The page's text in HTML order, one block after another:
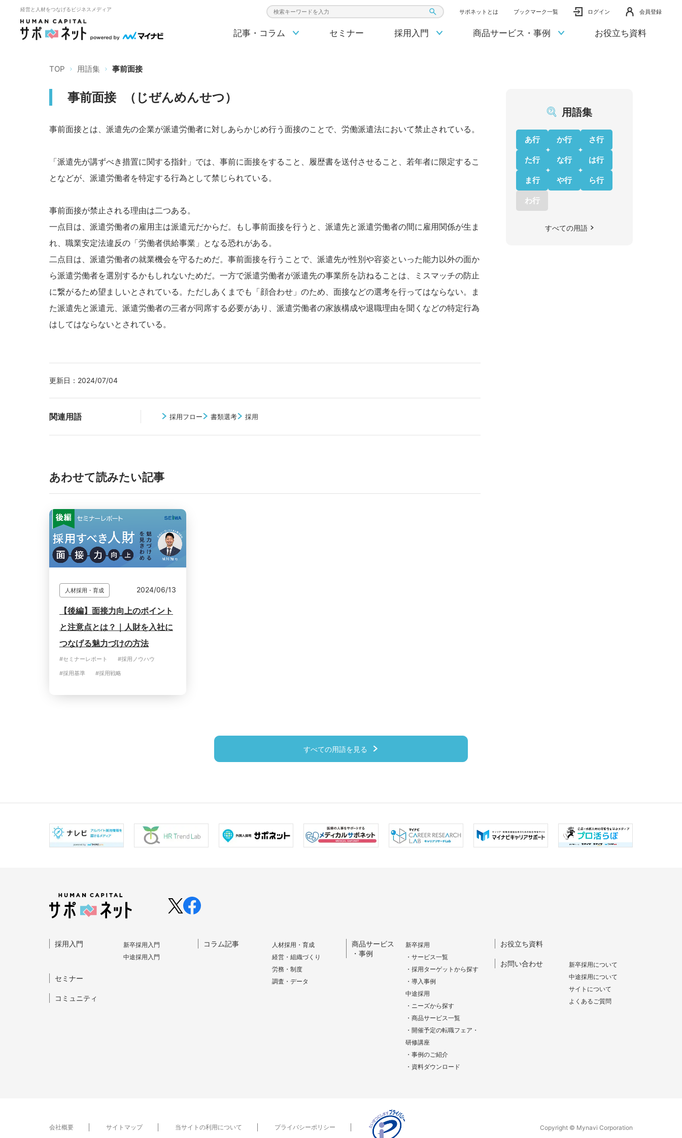
経営と人材をつなげるビジネスメディア
検索キーワード入力 サポネットとは ブックマーク一覧 ログイン 会員登録
記事・コラム セミナー 採用入門 商品サービス・事例 お役立ち資料
TOP 用語集 事前面接
事前面接 （ じぜんめんせつ）
事前面接とは、派遣先の企業が派遣労働者に対しあらかじめ行う面接のことで、労働派遣法において禁止されている。
「派遣先が講ずべき措置に関する指針」では、事前に面接をすること、履歴書を送付させること、若年者に限定するこ
となどが、派遣労働者を特定する行為として禁じられている。
事前面接が禁止される理由は二つある。
一点目は、派遣労働者の雇用主は派遣元だからだ。もし事前面接を行うと、派遣先と派遣労働者の間に雇用関係が生ま
れ、職業安定法違反の「労働者供給事業」となる恐れがある。
二点目は、派遣労働者の就業機会を守るためだ。事前面接を行うことで、派遣先が性別や容姿といった能力以外の面か
ら派遣労働者を選別するかもしれないためだ。一方で派遣労働者が派遣先の事業所を訪ねることは、ミスマッチの防止
に繋がるため望ましいとされている。ただしあくまでも「顔合わせ」のため、面接などの選考を行ってはならない。ま
た派遣先と派遣元、派遣労働者の三者が同席する必要があり、派遣労働者の家族構成や退職理由を聞くなどの特定行為
はしてはならないとされている。
更新日： 2024/07/04
関連用語 採用フロー 書類選考 採用
あわせて読みたい記事
人材採用・育成 2024/06/13
【後編】面接力向上のポイント
と注意点とは？｜人財を入社に
つなげる魅力づけの方法
#セミナーレポート
#採用ノウハウ
#採用基準
#採用戦略
用語集
あ行 か行 さ行
た行 な行 は行
ま行 や行 ら行
わ行
すべての用語
すべての用語を見る
採⽤⼊⾨
新卒採⽤⼊⾨
中途採⽤⼊⾨
セミナー
コミュニティ
コラム記事
人材採用・育成
経営・組織づくり
労務・制度
調査・データ
商品サービス
・事例
新卒採用
・サービス一覧
・採用ターゲットから探す
・導入事例
中途採用
・ニーズから探す
・商品サービス一覧
・開催予定の転職フェア・
研修講座
・事例のご紹介
・資料ダウンロード
お役立ち資料
お問い合わせ
新卒採⽤について
中途採⽤について
サイトについて
よくあるご質問
会社概要 サイトマップ 当サイトの利用について プライバシーポリシー Copyright © Mynavi Corporation